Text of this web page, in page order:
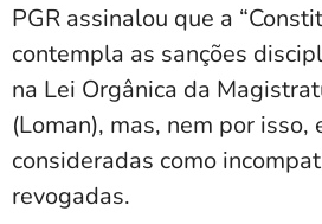
PGR assinalou que a
contempla as sanções
na Lei Orgânica da
(Loman), mas, nem por
consideradas como
revogadas.